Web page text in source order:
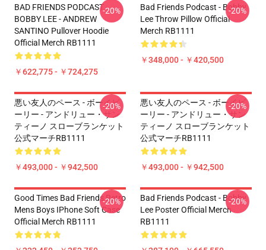
BAD FRIENDS PODCAST -
BOBBY LEE - ANDREW
SANTINO Pullover Hoodie
Official Merch RB1111
￥622,775 - ￥724,275
-20%
Bad Friends Podcast - Bobby
Lee Throw Pillow Official
Merch RB1111
￥348,000 - ￥420,500
-20%
悪い友人のペース - ボーイビ
ーリー - アンドリュー・サン
ティーノ スローブランケット
公式マーチRB1111
￥493,000 - ￥942,500
-20%
悪い友人のペース - ボーイビ
ーリー - アンドリュー・サン
ティーノ スローブランケット
公式マーチRB1111
￥493,000 - ￥942,500
-20%
Good Times Bad Friends Retro
Mens Boys IPhone Soft Case
Official Merch RB1111
-20%
Bad Friends Podcast - Bobby
Lee Poster Official Merch
RB1111
-20%